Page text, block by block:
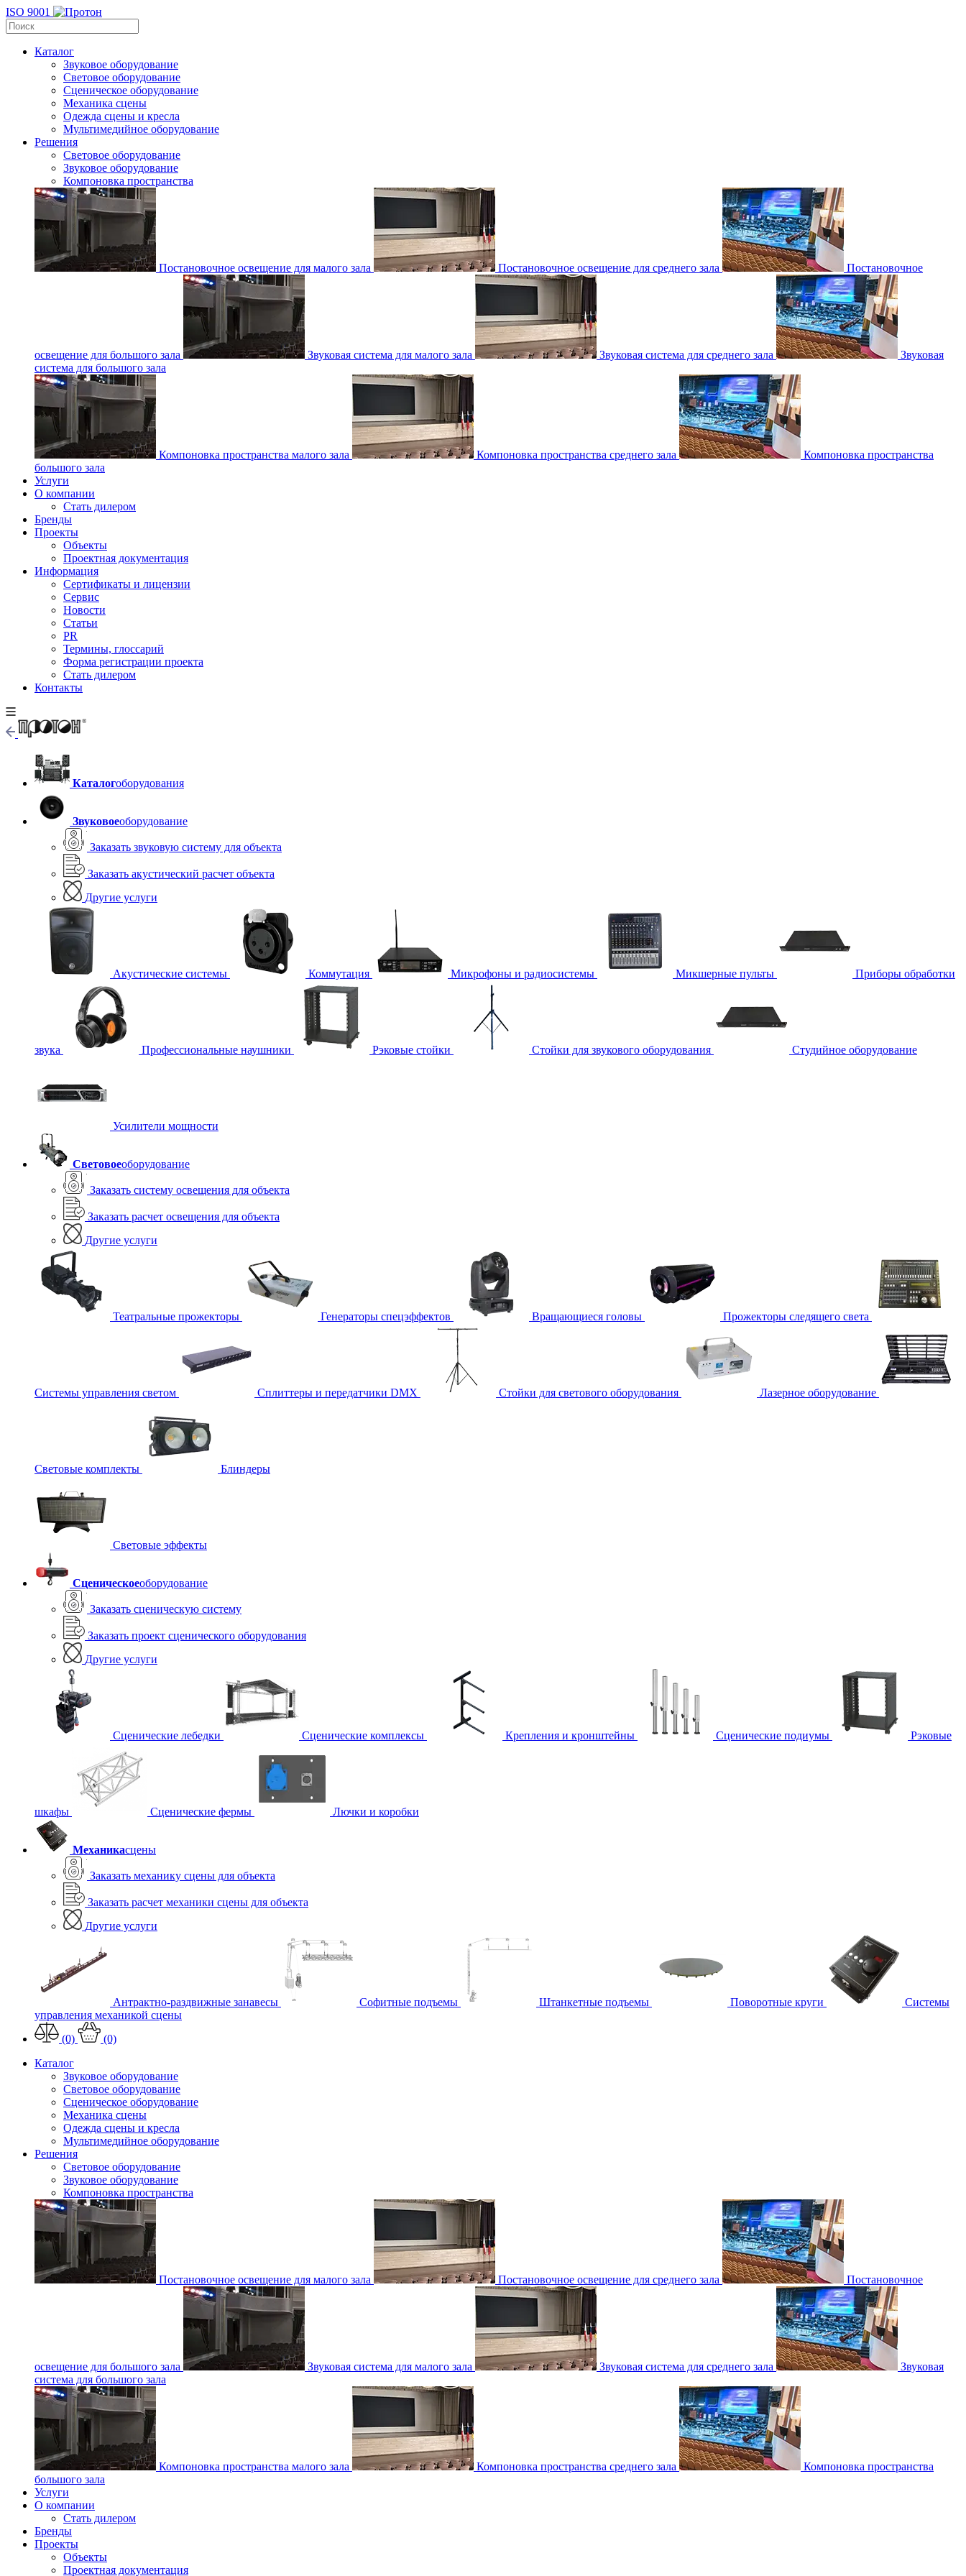
ISO 9001
Каталог
Звуковое оборудование
Световое оборудование
Сценическое оборудование
Механика сцены
Одежда сцены и кресла
Мультимедийное оборудование
Решения
Световое оборудование
Звуковое оборудование
Компоновка пространства
Постановочное освещение для малого зала Постановочное освещение для среднего зала Постановочное
освещение для большого зала Звуковая система для малого зала Звуковая система для среднего зала
Звуковая
система для большого зала
Компоновка пространства малого зала Компоновка пространства среднего зала
Компоновка пространства
большого зала
Услуги
О компании
Стать дилером
Бренды
Проекты
Объекты
Проектная документация
Информация
Сертификаты и лицензии
Сервис
Новости
Статьи
PR
Термины, глоссарий
Форма регистрации проекта
Стать дилером
Контакты
Каталогоборудования
Звуковоеоборудование
Заказать звуковую систему для объекта
Заказать акустический расчет объекта
Другие услуги
Акустические системы Коммутация Микрофоны и радиосистемы Микшерные пульты Приборы обработки
звука Профессиональные наушники Рэковые стойки Стойки для звукового оборудования Студийное оборудование
Усилители мощности
Световоеоборудование
Заказать систему освещения для объекта
Заказать расчет освещения для объекта
Другие услуги
Театральные прожекторы Генераторы спецэффектов Вращающиеся головы Прожекторы следящего света
Системы управления светом Сплиттеры и передатчики DMX Стойки для светового оборудования Лазерное оборудование
Световые комплекты Блиндеры
Световые эффекты
Сценическоеоборудование
Заказать сценическую систему
Заказать проект сценического оборудования
Другие услуги
Сценические лебедки Сценические комплексы Крепления и кронштейны Сценические подиумы Рэковые
шкафы Сценические фермы Лючки и коробки
Механикасцены
Заказать механику сцены для объекта
Заказать расчет механики сцены для объекта
Другие услуги
Антрактно-раздвижные занавесы Софитные подъемы Штанкетные подъемы Поворотные круги
Системы
управления механикой сцены
(0)
(0)
Каталог
Звуковое оборудование
Световое оборудование
Сценическое оборудование
Механика сцены
Одежда сцены и кресла
Мультимедийное оборудование
Решения
Световое оборудование
Звуковое оборудование
Компоновка пространства
Постановочное освещение для малого зала Постановочное освещение для среднего зала Постановочное
освещение для большого зала Звуковая система для малого зала Звуковая система для среднего зала
Звуковая
система для большого зала
Компоновка пространства малого зала Компоновка пространства среднего зала
Компоновка пространства
большого зала
Услуги
О компании
Стать дилером
Бренды
Проекты
Объекты
Проектная документация